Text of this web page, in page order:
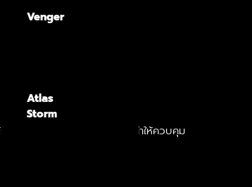
Venger
Atlas
Storm
ถของคุณดับกลางทางได้ และทำให้ควบคุม